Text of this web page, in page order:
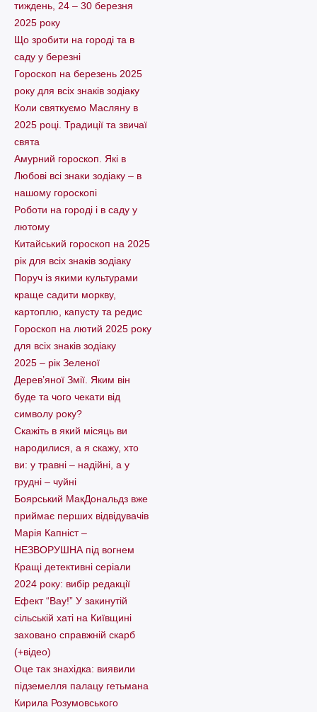
тиждень, 24 – 30 березня
2025 року
Що зробити на городі та в
саду у березні
Гороскоп на березень 2025
року для всіх знаків зодіаку
Коли святкуємо Масляну в
2025 році. Традиції та звичаї
свята
Амурний гороскоп. Які в
Любові всі знаки зодіаку – в
нашому гороскопі
Pоботи на городі і в саду у
лютому
Китайський гороскоп на 2025
рік для всіх знаків зодіаку
Поруч із якими культурами
краще садити моркву,
картоплю, капусту та редис
Гороскоп на лютий 2025 року
для всіх знаків зодіаку
2025 – рік Зеленої
Дерев’яної Змії. Яким він
буде та чого чекати від
символу року?
Скажіть в який місяць ви
народилися, а я скажу, хто
ви: у травні – надійні, а у
грудні – чуйні
Боярський МакДональдз вже
приймає перших відвідувачів
Марія Капніст –
НЕЗВОРУШНА під вогнем
Кращі детективні серіали
2024 року: вибір редакції
Ефект “Вау!” У закинутій
сільській хаті на Київщині
заховано справжній скарб
(+відео)
Оце так знахідка: виявили
підземелля палацу гетьмана
Кирила Розумовського